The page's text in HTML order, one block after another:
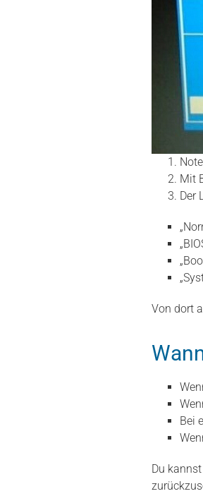
Mit
Der
Von dort
Bei
Du